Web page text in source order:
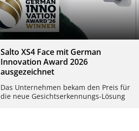
Salto XS4 Face mit German
Innovation Award 2026
ausgezeichnet
Das Unternehmen bekam den Preis für
die neue Gesichtserkennungs-Lösung